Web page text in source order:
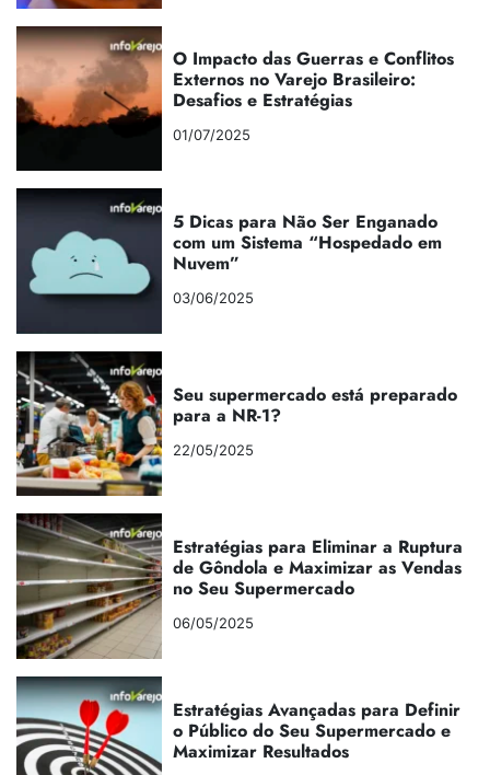
O Impacto das Guerras e Conflitos
Externos no Varejo Brasileiro:
Desafios e Estratégias
01/07/2025
5 Dicas para Não Ser Enganado
com um Sistema “Hospedado em
Nuvem”
03/06/2025
Seu supermercado está preparado
para a NR-1?
22/05/2025
Estratégias para Eliminar a Ruptura
de Gôndola e Maximizar as Vendas
no Seu Supermercado
06/05/2025
Estratégias Avançadas para Definir
o Público do Seu Supermercado e
Maximizar Resultados